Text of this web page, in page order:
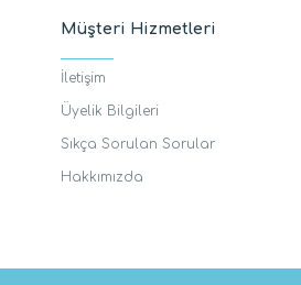
Müşteri Hizmetleri
İletişim
Üyelik Bilgileri
Sıkça Sorulan Sorular
Hakkımızda